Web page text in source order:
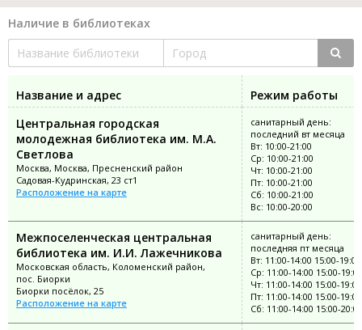
Наличие в библиотеках
Название и адрес
Режим работы
Центральная городская
молодежная библиотека им. М.А.
Светлова
Москва, Москва, Пресненский район
Садовая-Кудринская, 23 ст1
Расположение на карте
санитарный день:
последний вт месяца
Вт: 10:00-21:00
Ср: 10:00-21:00
Чт: 10:00-21:00
Пт: 10:00-21:00
Сб: 10:00-21:00
Вс: 10:00-20:00
Межпоселенческая центральная
библиотека им. И.И. Лажечникова
Московская область, Коломенский район,
пос. Биорки
Биорки посёлок, 25
Расположение на карте
санитарный день:
последняя пт месяца
Вт: 11:00-14:00 15:00-19:00
Ср: 11:00-14:00 15:00-19:00
Чт: 11:00-14:00 15:00-19:00
Пт: 11:00-14:00 15:00-19:00
Сб: 11:00-14:00 15:00-20:00